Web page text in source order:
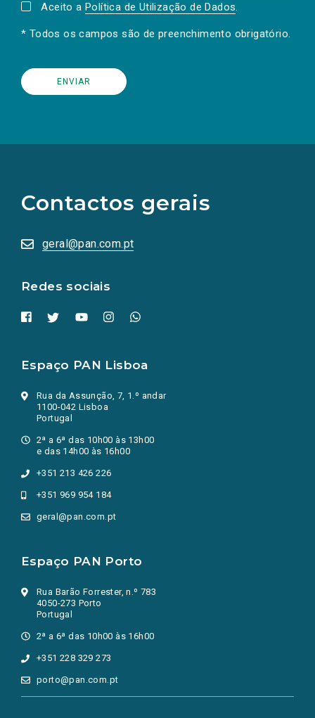
Aceito a Política de Utilização de Dados.
* Todos os campos são de preenchimento obrigatório.
Contactos gerais
geral@pan.com.pt
Redes sociais
redes
sociais
numa
nova
Espaço PAN Lisboa
Rua da Assunção, 7, 1.º andar
1100-042 Lisboa
Portugal
2ª a 6ª das 10h00 às 13h00
e das 14h00 às 16h00
+351 213 426 226
+351 969 954 184
geral@pan.com.pt
Espaço PAN Porto
Rua Barão Forrester, n.º 783
4050-273 Porto
Portugal
2ª a 6ª das 10h00 às 16h00
+351 228 329 273
porto@pan.com.pt